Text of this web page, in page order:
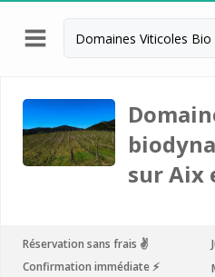
Retour
Dégustation vin Aix en
Domaines viticoles Bandol
Dégustation vin Marseille
Domaines viticoles Var
sur Aix
Réservation sans frais ✌️
Confirmation immédiate ⚡️